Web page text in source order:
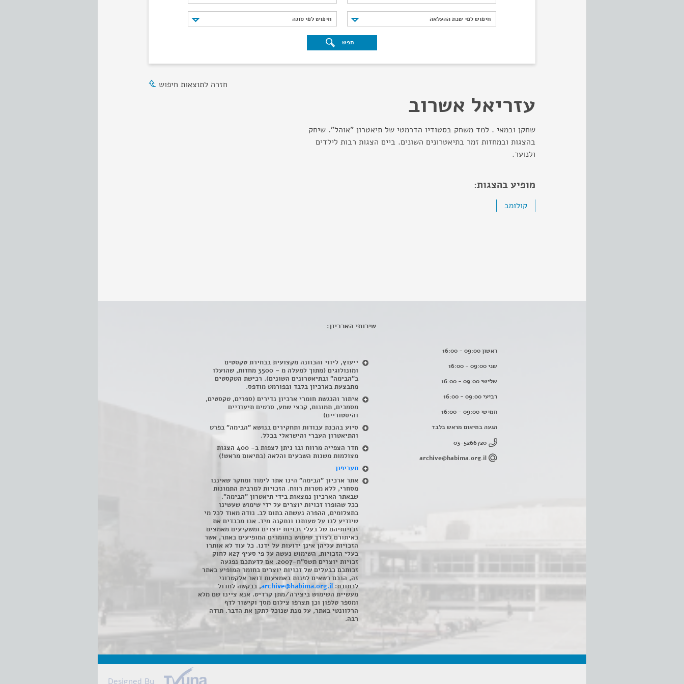
חיפוש לפי שנת ההעלאה
חיפוש לפי שנת ההעלאה חיפוש לפי סוגה
חיפוש לפי סוגה
חפש
חזרה לתוצאות חיפוש
עזריאל אשרוב
שחקן ובמאי . למד משחק בסטודיו הדרמטי של תיאטרון "אוהל". שיחק
בהצגות ובמחזות זמר בתיאטרונים השונים. ביים הצגות רבות לילדים
ולנוער.
מופיע בהצגות:
קולומב
ראשון 09:00 - 16:00
שני 09:00 - 16:00
שלישי 09:00 - 16:00
רביעי 09:00 - 16:00
חמישי 09:00 - 16:00
הגעה בתיאום מראש בלבד
03-5266720
archive@habima.org.il
שירותי הארכיון:
ייעוץ, ליווי והכוונה מקצועית בבחירת טקסטים
ומונולוגים (מתוך למעלה מ – 3500 מחזות, שהועלו
ב"הבימה" ובתיאטרונים השונים). רכישת הטקסטים
מתבצעת בארכיון בלבד ובפורמט מודפס.
איתור והנגשת חומרי ארכיון נדירים (ספרים, טקסטים,
מסמכים, תמונות, קבצי שמע, סרטים תיעודיים
והיסטוריים)
סיוע בהכנת עבודות ותחקירים בנושא "הבימה" בפרט
והתיאטרון העברי והישראלי בכלל.
חדר הצפייה מרווח ובו ניתן לצפות ב- 400 הצגות
מצולמות משנות השבעים והלאה (בתיאום מראש!)
תעריפון
אתר ארכיון "הבימה" הינו אתר לימוד ומחקר שאיננו
מסחרי, ללא מטרות רווח. הזכויות למרבית התמונות
שבאתר הארכיון נמצאות בידי תיאטרון "הבימה".
ככל שהופרו זכויות יוצרים על ידי שימוש שעשינו
בתצלומים, ההפרה נעשתה בתום לב. נודה מאוד לכל מי
שיודיע לנו על טעותנו ונתקנה מיד. אנו מכבדים את
זכויותיהם של בעלי זכויות יוצרים ומשקיעים מאמצים
באיתורם לצורך שימוש בחומרים המופיעים באתר, אשר
הזכויות עליהן אינן ידועות על ידנו. כל עוד לא אותרו
בעלי הזכויות, השימוש נעשה על פי סעיף 27א לחוק
זכויות יוצרים תשס"ח-2007. אם לדעתכם נפגעה
זכותכם כבעלים של זכויות יוצרים בחומר המופיע באתר
זה, הנכם רשאים לפנות באמצעות דואר אלקטרוני
לכתובת: archive@habima.org.il, בבקשה לחדול
מעשיית השימוש ביצירה/מתן קרדיט. אנא ציינו שם מלא
ומספר טלפון וכן תצרפו צילום מסך וקישור לדף
הרלוונטי באתר, על מנת שנוכל לתקן את הדבר. תודה
רבה.
Designed By